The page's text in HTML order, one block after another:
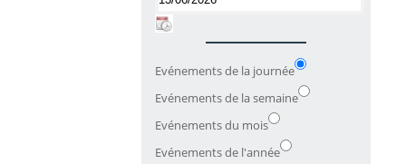
Evénements de la journée
Evénements de la semaine
Evénements du mois
Evénements de l'année